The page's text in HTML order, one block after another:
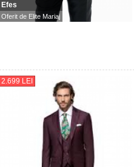
Efes
Oferit de Elite Mariaj
2.699 LEI